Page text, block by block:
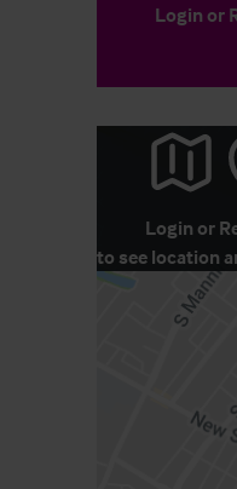
Login or
Login or
to see location